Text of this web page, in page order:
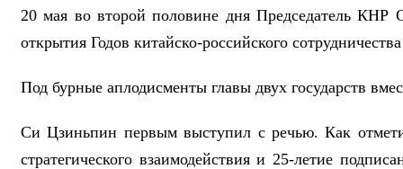
20 мая во второй половине дня Председатель
открытия Годов китайско-российского
Под бурные аплодисменты главы двух государств
Си Цзиньпин первым выступил с речью. Как
стратегического взаимодействия и 25-летие